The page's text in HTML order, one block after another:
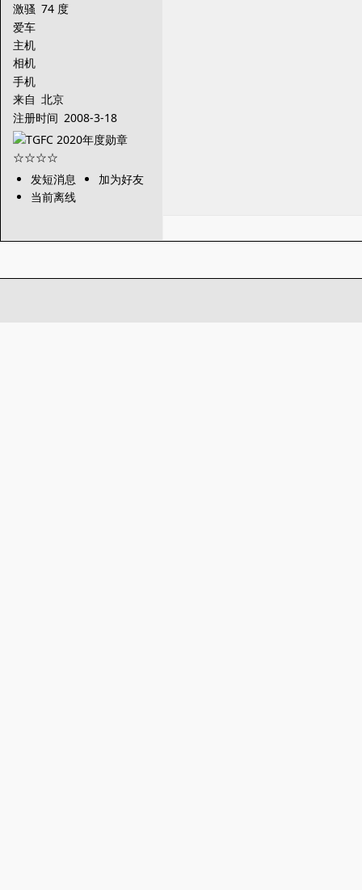
激骚 74 度
爱车
主机
相机
手机
来自 北京
注册时间 2008-3-18
发短消息
加为好友
当前离线